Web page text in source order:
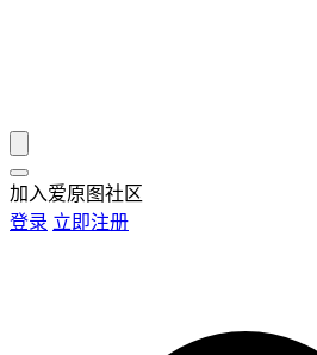
加入爱原图社区
登录 立即注册